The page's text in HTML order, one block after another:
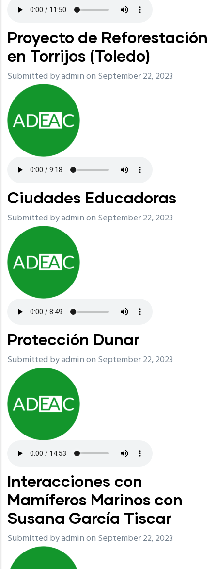
Proyecto de Reforestación
en Torrijos (Toledo)
Submitted byadminon September 22, 2023
Ciudades Educadoras
Submitted byadminon September 22, 2023
Protección Dunar
Submitted byadminon September 22, 2023
Interacciones con
Mamíferos Marinos con
Susana García Tiscar
Submitted byadminon September 22, 2023